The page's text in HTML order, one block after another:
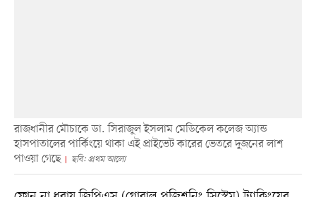
রাজধানীর মৌচাকে ডা. সিরাজুল ইসলাম মেডিকেল কলেজ অ্যান্ড
হাসপাতালের পার্কিংয়ে থাকা এই প্রাইভেট কারের ভেতরে দুজনের লাশ
পাওয়া গেছে
ছবি: প্রথম আলো